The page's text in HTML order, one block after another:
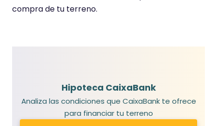
compra de tu terreno.
Hipoteca CaixaBank
Analiza las condiciones que CaixaBank te ofrece
para financiar tu terreno